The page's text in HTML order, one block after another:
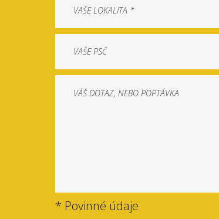
* Povinné údaje